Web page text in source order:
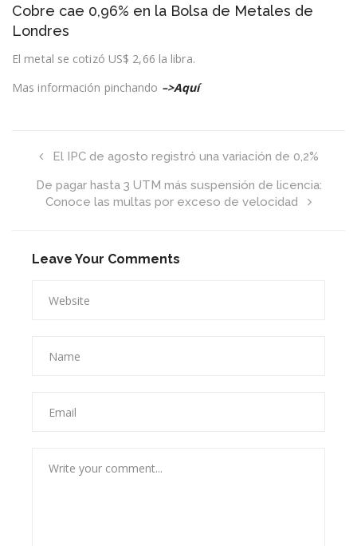
cae
Cobre cae 0,96% en la Bolsa de Metales de
Londres
El metal se cotizó US$ 2,66 la libra.
Mas información pinchando –>Aquí
El IPC de agosto registró una variación de 0,2%
De pagar hasta 3 UTM más suspensión de licencia:
Conoce las multas por exceso de velocidad
Leave Your Comments